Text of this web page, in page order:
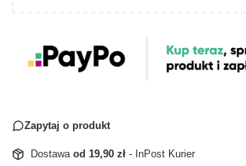
Zapytaj o produkt
Dostawa od 19,90 zł - InPost Kurier